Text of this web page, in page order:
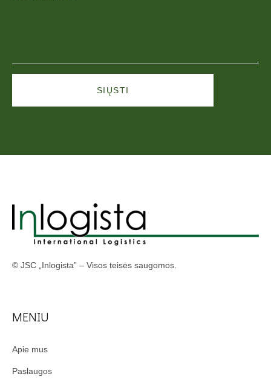
SIŲSTI
© JSC „Inlogista” – Visos teisės saugomos.
MENIU
Apie mus
Paslaugos